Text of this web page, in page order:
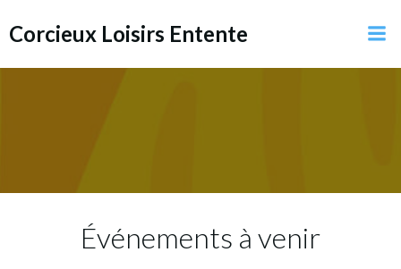
au
Corcieux Loisirs Entente
Événements à venir